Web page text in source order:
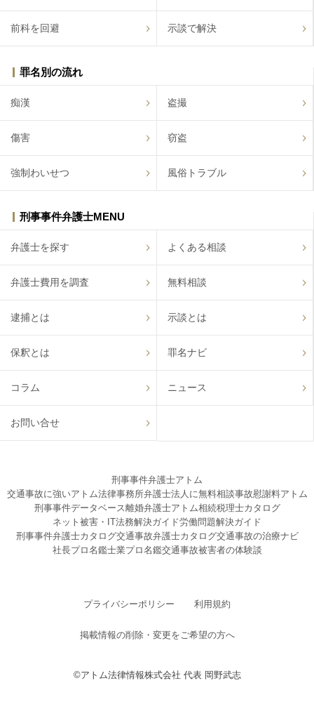
前科を回避 示談で解決
罪名別の流れ
痴漢 盗撮
傷害 窃盗
強制わいせつ 風俗トラブル
刑事事件弁護士MENU
弁護士を探す よくある相談
弁護士費用を調査 無料相談
逮捕とは 示談とは
保釈とは 罪名ナビ
コラム ニュース
お問い合せ
刑事事件弁護士アトム
交通事故に強いアトム法律事務所弁護士法人に無料相談事故慰謝料アトム
刑事事件データベース離婚弁護士アトム相続税理士カタログ
ネット被害・IT法務解決ガイド労働問題解決ガイド
刑事事件弁護士カタログ交通事故弁護士カタログ交通事故の治療ナビ
社長プロ名鑑士業プロ名鑑交通事故被害者の体験談
プライバシーポリシー 利用規約
掲載情報の削除・変更をご希望の方へ
©アトム法律情報株式会社 代表 岡野武志